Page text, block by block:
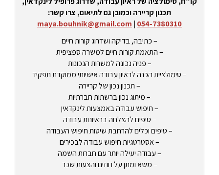
תכנון קריירה וכמובן גם לתיאום, צרו קשר:
054-7380310
|
maya.bouhnik@gmail.com
– כתיבה, בדיקה ושדרוג קורות חיים
– התאמת קורות חיים למשרה ספציפית
– פניה נכונה למשרות הנכונות
– סימולציית הכנה לראיון עבודה אישיותי ממוקדת תפקיד
– תכנון נכון של קריירה
– מיתוג נכון ברשתות חברתיות
– חיפוש עבודה באמצעות לינקדאין
– טיפים להצלחה בראיונות עבודה
– טיפים וכלים להרחבת שיטות חיפוש העבודה
– אסטרטגיות חיפוש עבודה לבכירים
– עבודה יעילה יותר עם חברות השמה
– משא ומתן על חוזים והצעות שכר